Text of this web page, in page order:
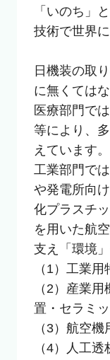
「いのち」
技術で世界
日機装の取
に無くては
医療部門で
等により、
えています。
工業部門で
や発電所向
化プラスチ
を用いた航
支え「環境
（1）工業
（2）産業
置・セラミ
（3）航空
（4）人工